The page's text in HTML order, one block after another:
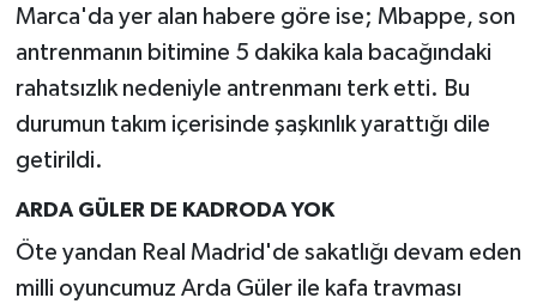
Marca'da yer alan habere göre ise; Mbappe, son
antrenmanın bitimine 5 dakika kala bacağındaki
rahatsızlık nedeniyle antrenmanı terk etti. Bu
durumun takım içerisinde şaşkınlık yarattığı dile
getirildi.
ARDA GÜLER DE KADRODA YOK
Öte yandan Real Madrid'de sakatlığı devam eden
milli oyuncumuz Arda Güler ile kafa travması